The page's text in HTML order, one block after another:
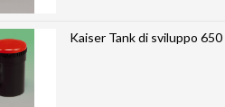
Kaiser Tank di sviluppo